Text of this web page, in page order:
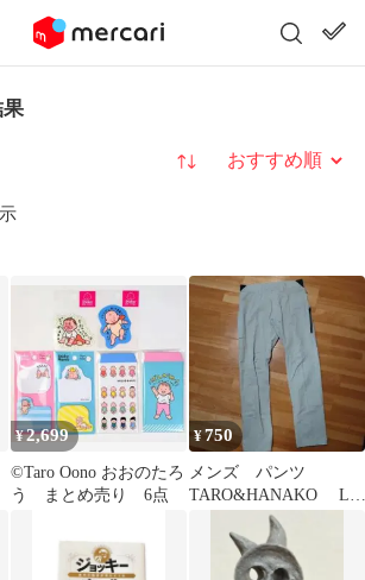
並び替え
¥2,699
©Taro Oono おおのたろ
う まとめ売り 6点
¥750
メンズ パンツ
TARO&HANAKO L
ライトグレー